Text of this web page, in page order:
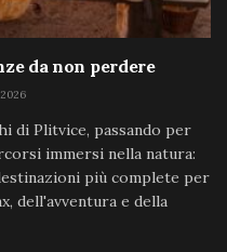
da non perdere
di Plitvice, passando per
immersi nella natura:
più complete per
dell'avventura e della